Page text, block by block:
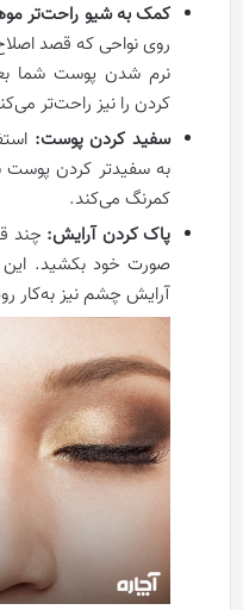
کمک به شیو راحت‌تر
روی نواحی که قصد
نرم شدن پوست شما
کردن را نیز راحت‌تر
سفید کردن پوست:
به سفیدتر کردن
کمرنگ می‌کند.
پاک کردن آرایش: چند
صورت خود بکشید. این
آرایش چشم نیز به‌کار